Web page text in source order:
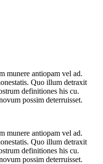
munere antiopam vel ad.
Quo illum detraxit
definitiones his cu.
possim deterruisset.
munere antiopam vel ad.
Quo illum detraxit
definitiones his cu.
possim deterruisset.